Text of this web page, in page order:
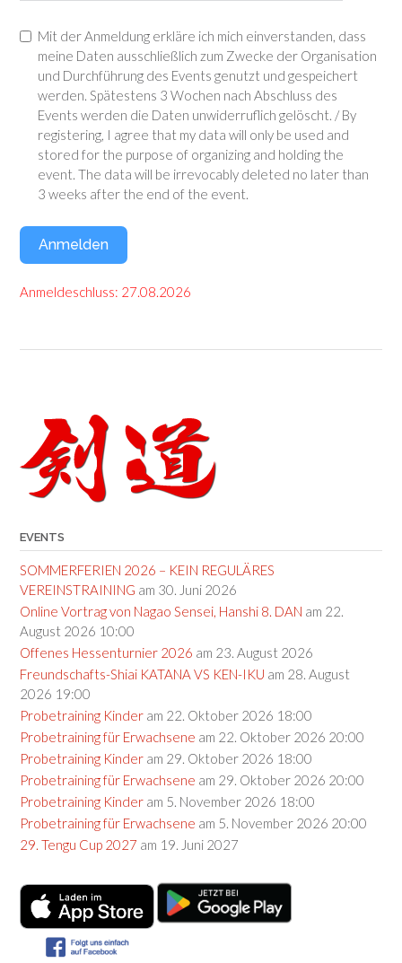
Mit der Anmeldung erkläre ich mich einverstanden, dass
meine Daten ausschließlich zum Zwecke der Organisation
und Durchführung des Events genutzt und gespeichert
werden. Spätestens 3 Wochen nach Abschluss des
Events werden die Daten unwiderruflich gelöscht. / By
registering, I agree that my data will only be used and
stored for the purpose of organizing and holding the
event. The data will be irrevocably deleted no later than
3 weeks after the end of the event.
Anmelden
Anmeldeschluss: 27.08.2026
EVENTS
SOMMERFERIEN 2026 – KEIN REGULÄRES
VEREINSTRAINING am 30. Juni 2026
Online Vortrag von Nagao Sensei, Hanshi 8. DAN am 22.
August 2026 10:00
Offenes Hessenturnier 2026 am 23. August 2026
Freundschafts-Shiai KATANA VS KEN-IKU am 28. August
2026 19:00
Probetraining Kinder am 22. Oktober 2026 18:00
Probetraining für Erwachsene am 22. Oktober 2026 20:00
Probetraining Kinder am 29. Oktober 2026 18:00
Probetraining für Erwachsene am 29. Oktober 2026 20:00
Probetraining Kinder am 5. November 2026 18:00
Probetraining für Erwachsene am 5. November 2026 20:00
29. Tengu Cup 2027 am 19. Juni 2027